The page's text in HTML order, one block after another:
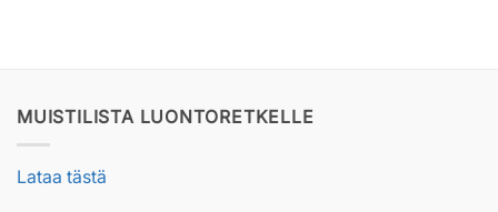
MUISTILISTA LUONTORETKELLE
Lataa tästä